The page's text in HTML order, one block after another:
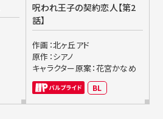
呪われ王子の契約恋人【第2
話】
作画：北ヶ丘アド
原作：シアノ
キャラクター原案：花宮かなめ
BL